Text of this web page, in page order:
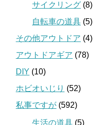
サイクリング (8)
自転車の道具 (5)
その他アウトドア (4)
アウトドアギア (78)
DIY (10)
ホビオいじり (52)
私事ですが (592)
生活の道具 (5)